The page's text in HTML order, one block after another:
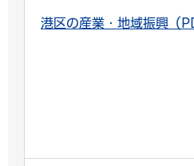
港区の産業・地域振興（